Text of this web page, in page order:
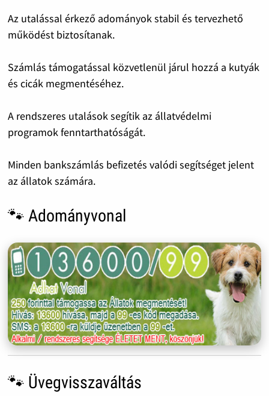
Az utalással érkező adományok stabil és tervezhető
működést biztosítanak.
Számlás támogatással közvetlenül járul hozzá a kutyák
és cicák megmentéséhez.
A rendszeres utalások segítik az állatvédelmi
programok fenntarthatóságát.
Minden bankszámlás befizetés valódi segítséget jelent
az állatok számára.
🐾 Adományvonal
🐾 Üvegvisszaváltás